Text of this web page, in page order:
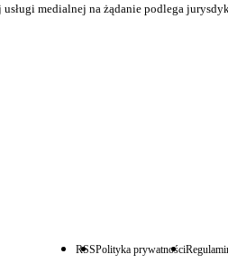
medialnej na żądanie podlega
RSSPolityka prywatności